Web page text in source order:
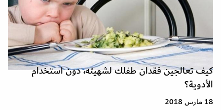
كيف تعالجين فقدان طفلك لشهيته، دون استخدام
الأدوية؟
18 مارس 2018